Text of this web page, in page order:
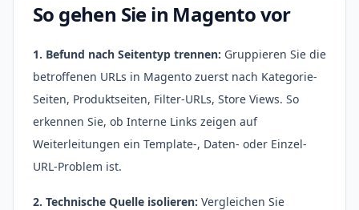
So gehen Sie in Magento vor
1. Befund nach Seitentyp trennen: Gruppieren Sie die
betroffenen URLs in Magento zuerst nach Kategorie-
Seiten, Produktseiten, Filter-URLs, Store Views. So
erkennen Sie, ob Interne Links zeigen auf
Weiterleitungen ein Template-, Daten- oder Einzel-
URL-Problem ist.
2. Technische Quelle isolieren: Vergleichen Sie